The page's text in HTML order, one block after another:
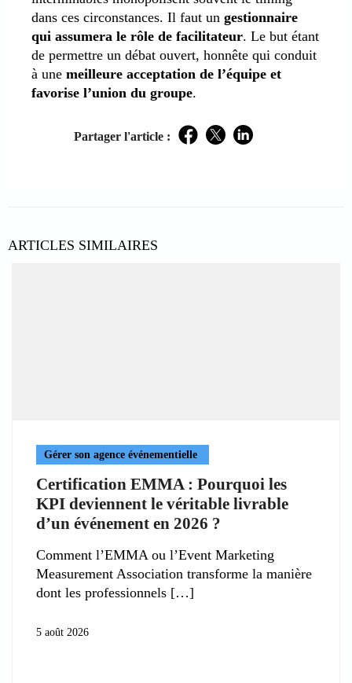
dans ces circonstances. Il faut un gestionnaire
qui assumera le rôle de facilitateur. Le but étant
de permettre un débat ouvert, honnête qui conduit
à une meilleure acceptation de l’équipe et
favorise l’union du groupe.
Partager l'article : Facebook
TwitterLinkedIn
ARTICLES SIMILAIRES
Gérer son agence événementielle
Certification EMMA : Pourquoi les
KPI deviennent le véritable livrable
d’un événement en 2026 ?
Comment l’EMMA ou l’Event Marketing
Measurement Association transforme la manière
dont les professionnels
5 août 2026